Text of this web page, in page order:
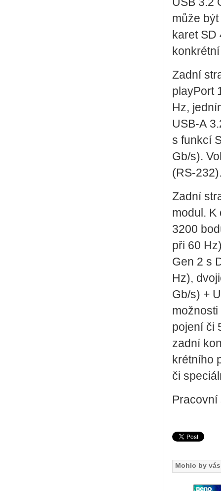
může
karet SD
Zadní
play­Port
Hz,
USB‑A
s funk­cí
Gb/s).
Zadní
modul. K
3200
při 60
Gen 2 s
Hz),
Gb/s) +
po­je­ní či
zadní
krét­ní­ho
či
Pra­cov­ní
Mohlo by